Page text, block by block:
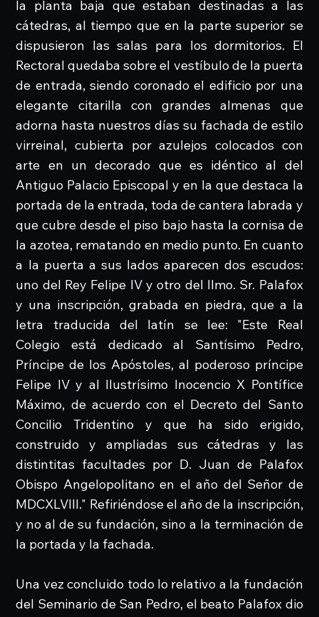
la planta baja que estaban destinadas a las
cátedras, al tiempo que en la parte superior se
dispusieron las salas para los dormitorios. El
Rectoral quedaba sobre el vestíbulo de la puerta
de entrada, siendo coronado el edificio por una
elegante citarilla con grandes almenas que
adorna hasta nuestros días su fachada de estilo
virreinal, cubierta por azulejos colocados con
arte en un decorado que es idéntico al del
Antiguo Palacio Episcopal y en la que destaca la
portada de la entrada, toda de cantera labrada y
que cubre desde el piso bajo hasta la cornisa de
la azotea, rematando en medio punto. En cuanto
a la puerta a sus lados aparecen dos escudos:
uno del Rey Felipe IV y otro del lImo. Sr. Palafox
y una inscripción, grabada en piedra, que a la
letra traducida del latín se lee: "Este Real
Colegio está dedicado al Santísimo Pedro,
Príncipe de los Apóstoles, al poderoso príncipe
Felipe IV y al Ilustrísimo Inocencio X Pontífice
Máximo, de acuerdo con el Decreto del Santo
Concilio Tridentino y que ha sido erigido,
construido y ampliadas sus cátedras y las
distintitas facultades por D. Juan de Palafox
Obispo Angelopolitano en el año del Señor de
MDCXLVIII." Refiriéndose el año de la inscripción,
y no al de su fundación, sino a la terminación de
la portada y la fachada.
Una vez concluido todo lo relativo a la fundación
del Seminario de San Pedro, el beato Palafox dio